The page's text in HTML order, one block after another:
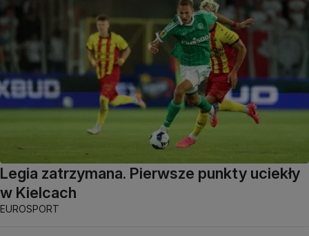
Legia zatrzymana. Pierwsze punkty uciekły
w Kielcach
EUROSPORT